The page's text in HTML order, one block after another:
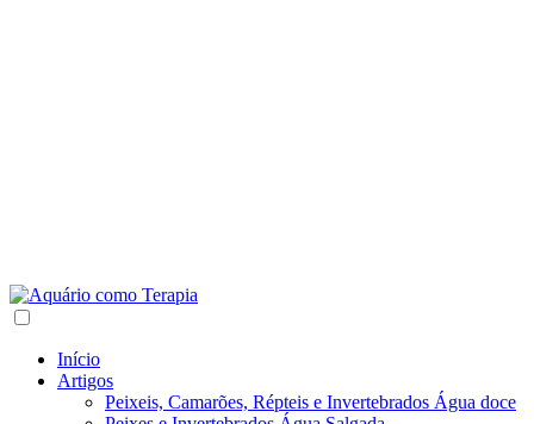
Início
Artigos
Peixeis, Camarões, Répteis e Invertebrados Água doce